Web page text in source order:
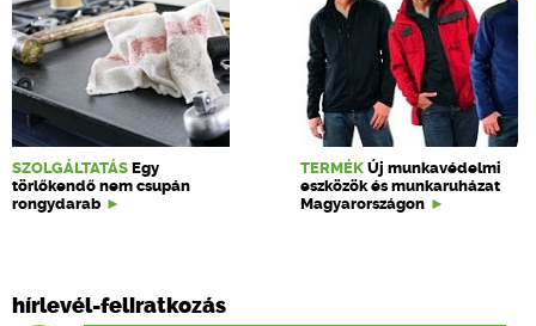
SZOLGÁLTATÁS Egy
törlőkendő nem csupán
rongydarab
TERMÉK Új munkavédelmi
eszközök és munkaruházat
Magyarországon
hírlevél-feliratkozás